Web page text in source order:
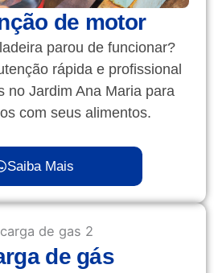
de motor
parou de funcionar?
rápida e profissional
no Jardim Ana Maria para
com seus alimentos.
Saiba Mais
de gás